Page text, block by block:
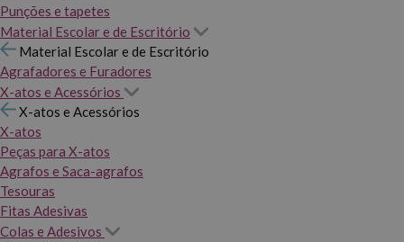
Punções e tapetes
Material Escolar e de Escritório
Material Escolar e de Escritório
Agrafadores e Furadores
X-atos e Acessórios
X-atos e Acessórios
X-atos
Peças para X-atos
Agrafos e Saca-agrafos
Tesouras
Fitas Adesivas
Colas e Adesivos